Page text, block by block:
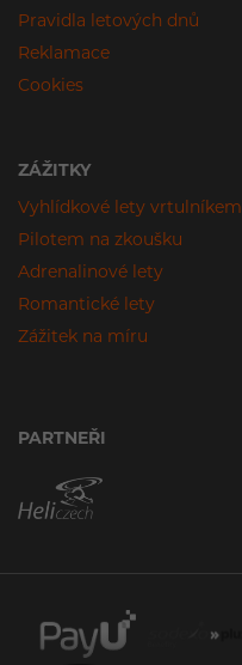
Pravidla letových dnů
Reklamace
Cookies
ZÁŽITKY
Vyhlídkové lety vrtulníkem
Pilotem na zkoušku
Adrenalinové lety
Romantické lety
Zážitek na míru
PARTNEŘI